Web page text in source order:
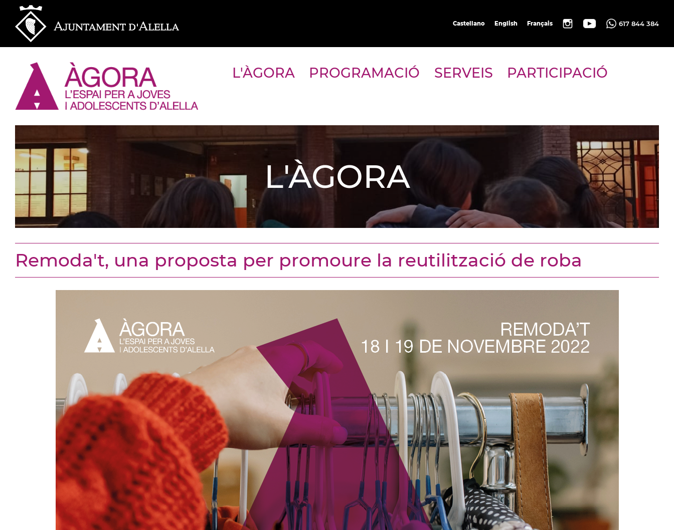
Castellano English Français 617 844 384
L'ÀGORA PROGRAMACIÓ SERVEIS PARTICIPACIÓ
L'ÀGORA
Remoda't, una proposta per promoure la reutilització de roba